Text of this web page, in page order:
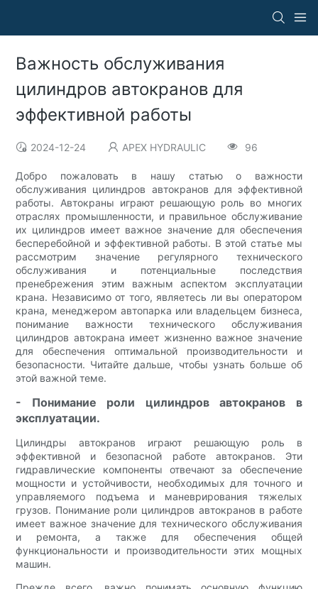
Важность обслуживания
цилиндров автокранов для
эффективной работы
2024-12-24 APEX HYDRAULIC 96
Добро пожаловать в нашу статью о важности
обслуживания цилиндров автокранов для эффективной
работы. Автокраны играют решающую роль во многих
отраслях промышленности, и правильное обслуживание
их цилиндров имеет важное значение для обеспечения
бесперебойной и эффективной работы. В этой статье мы
рассмотрим значение регулярного технического
обслуживания и потенциальные последствия
пренебрежения этим важным аспектом эксплуатации
крана. Независимо от того, являетесь ли вы оператором
крана, менеджером автопарка или владельцем бизнеса,
понимание важности технического обслуживания
цилиндров автокрана имеет жизненно важное значение
для обеспечения оптимальной производительности и
безопасности. Читайте дальше, чтобы узнать больше об
этой важной теме.
- Понимание роли цилиндров автокранов в
эксплуатации.
Цилиндры автокранов играют решающую роль в
эффективной и безопасной работе автокранов. Эти
гидравлические компоненты отвечают за обеспечение
мощности и устойчивости, необходимых для точного и
управляемого подъема и маневрирования тяжелых
грузов. Понимание роли цилиндров автокранов в работе
имеет важное значение для технического обслуживания
и ремонта, а также для обеспечения общей
функциональности и производительности этих мощных
машин.